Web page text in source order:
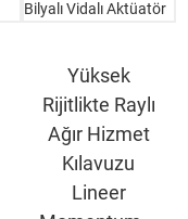
Yüksek
Rijitlikte Raylı
Ağır Hizmet
Kılavuzu
Lineer